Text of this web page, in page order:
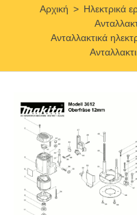
Αρχική > Ηλεκτρικά
Ανταλλακτικά